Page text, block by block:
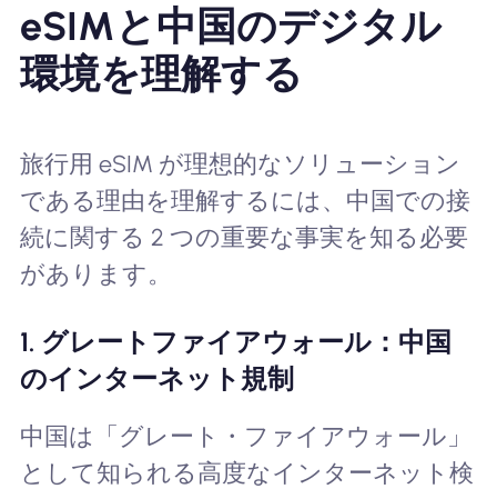
eSIMと中国のデジタル
環境を理解する
旅行用 eSIM が理想的なソリューション
である理由を理解するには、中国での接
続に関する 2 つの重要な事実を知る必要
があります。
1. グレートファイアウォール：中国
のインターネット規制
中国は「グレート・ファイアウォール」
として知られる高度なインターネット検